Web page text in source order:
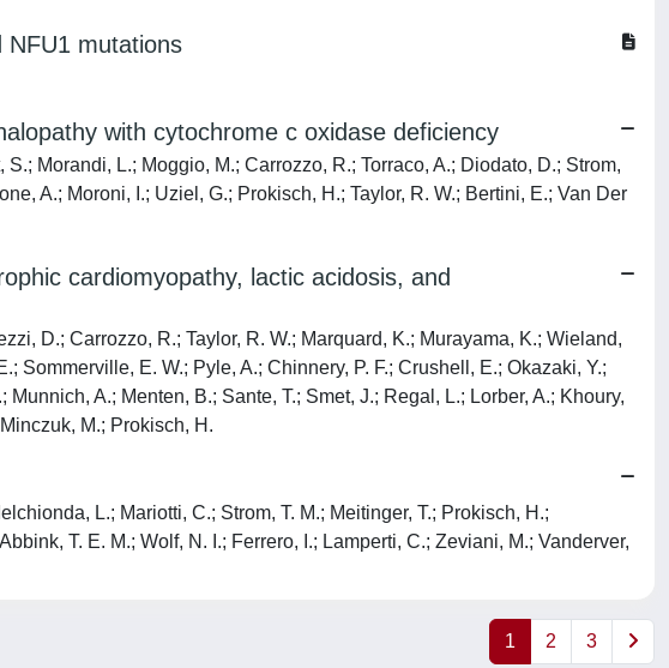
NFU1 mutations
with cytochrome c oxidase deficiency
Morandi, L.; Moggio, M.; Carrozzo, R.; Torraco, A.; Diodato, D.; Strom,
A.; Moroni, I.; Uziel, G.; Prokisch, H.; Taylor, R. W.; Bertini, E.; Van Der
cardiomyopathy, lactic acidosis, and
D.; Carrozzo, R.; Taylor, R. W.; Marquard, K.; Murayama, K.; Wieland,
Sommerville, E. W.; Pyle, A.; Chinnery, P. F.; Crushell, E.; Okazaki, Y.;
A.; Menten, B.; Sante, T.; Smet, J.; Regal, L.; Lorber, A.; Khoury,
M.; Prokisch, H.
L.; Mariotti, C.; Strom, T. M.; Meitinger, T.; Prokisch, H.;
T. E. M.; Wolf, N. I.; Ferrero, I.; Lamperti, C.; Zeviani, M.; Vanderver,
1 2 3